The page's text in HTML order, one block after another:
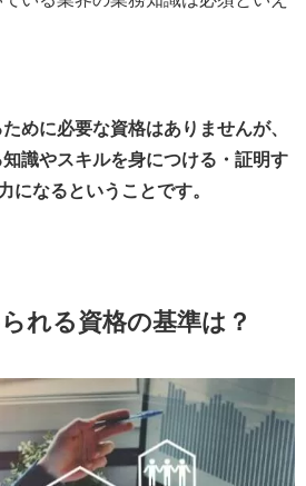
めに必要な資格はありませんが、
識やスキルを身につける・証明す
になるということです。
れる資格の基準は？